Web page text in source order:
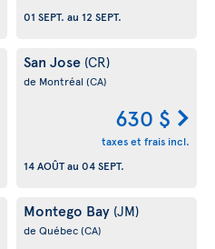
01 SEPT. au 12 SEPT.
San Jose (CR)
de Montréal (CA)
630 $
taxes et frais incl.
14 AOÛTau 04 SEPT.
Montego Bay (JM)
de Québec(CA)